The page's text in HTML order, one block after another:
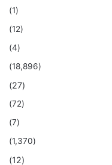
(1)
(12)
(4)
(18,896)
(27)
(72)
(7)
(1,370)
(12)